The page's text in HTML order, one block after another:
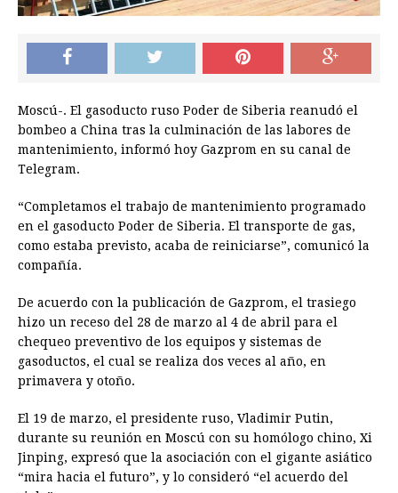
Moscú-. El gasoducto ruso Poder de Siberia reanudó el
bombeo a China tras la culminación de las labores de
mantenimiento, informó hoy Gazprom en su canal de
Telegram.
“Completamos el trabajo de mantenimiento programado
en el gasoducto Poder de Siberia. El transporte de gas,
como estaba previsto, acaba de reiniciarse”, comunicó la
compañía.
De acuerdo con la publicación de Gazprom, el trasiego
hizo un receso del 28 de marzo al 4 de abril para el
chequeo preventivo de los equipos y sistemas de
gasoductos, el cual se realiza dos veces al año, en
primavera y otoño.
El 19 de marzo, el presidente ruso, Vladimir Putin,
durante su reunión en Moscú con su homólogo chino, Xi
Jinping, expresó que la asociación con el gigante asiático
“mira hacia el futuro”, y lo consideró “el acuerdo del